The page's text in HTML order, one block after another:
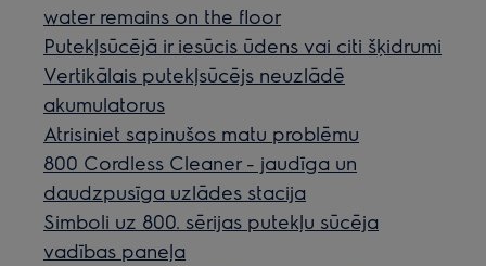
water remains on the floor
Putekļsūcējā ir iesūcis ūdens vai citi šķidrumi
Vertikālais putekļsūcējs neuzlādē
akumulatorus
Atrisiniet sapinušos matu problēmu
800 Cordless Cleaner - jaudīga un
daudzpusīga uzlādes stacija
Simboli uz 800. sērijas putekļu sūcēja
vadības paneļa